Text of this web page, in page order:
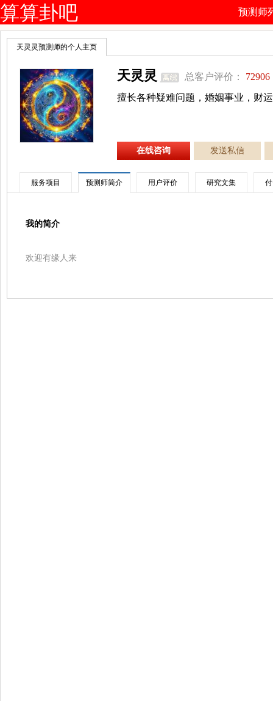
算算卦吧 预测师
天灵灵预测师的个人主页
天灵灵 总客户评价： 72906
擅长各种疑难问题，婚姻事业，财
在线咨询 发送私信
服务项目 预测师简介 用户评价 研究文集
我的简介
欢迎有缘人来